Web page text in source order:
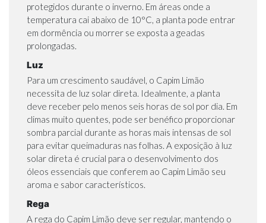
protegidos durante o inverno. Em áreas onde a
temperatura cai abaixo de 10°C, a planta pode entrar
em dormência ou morrer se exposta a geadas
prolongadas.
Luz
Para um crescimento saudável, o Capim Limão
necessita de luz solar direta. Idealmente, a planta
deve receber pelo menos seis horas de sol por dia. Em
climas muito quentes, pode ser benéfico proporcionar
sombra parcial durante as horas mais intensas de sol
para evitar queimaduras nas folhas. A exposição à luz
solar direta é crucial para o desenvolvimento dos
óleos essenciais que conferem ao Capim Limão seu
aroma e sabor característicos.
Rega
A rega do Capim Limão deve ser regular, mantendo o